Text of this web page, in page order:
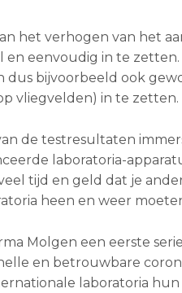
het verhogen van het
en eenvoudig in te
dus bijvoorbeeld ook
vliegvelden) in te zetten.
de testresultaten
laboratoria-
tijd en geld dat je
heen en weer
Molgen een eerste
en betrouwbare
laboratoria